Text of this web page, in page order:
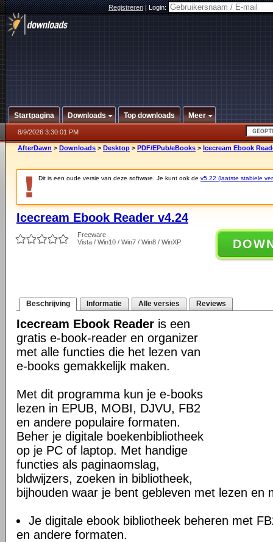
Registreren|Login:
Startpagina Downloads Top downloads Meer
8/9/2026 3:30:01 PM
AfterDawn > Downloads > Desktop > PDF/EPub/eBooks > Icecream Ebook
Dit is een oude versie van deze software. Je kunt ook de v5.22 (laatste stabiele
Icecream Ebook Reader v4.24
Freeware
Vista / Win10 / Win7 / Win8 / WinXP
Beschrijving Informatie Alle versies Reviews
Icecream Ebook Reader is een
gratis e-book-reader en organizer
met alle functies die het lezen van
e-books gemakkelijk maken.
Met dit programma kun je e-books
lezen in EPUB, MOBI, DJVU, FB2
en andere populaire formaten.
Beher je digitale boekenbibliotheek
op je PC of laptop. Met handige
functies als paginaomslag,
bldwijzers, zoeken in bibliotheek,
bijhouden waar je bent gebleven met lezen en
Je digitale ebook bibliotheek beheren met
en andere formaten.